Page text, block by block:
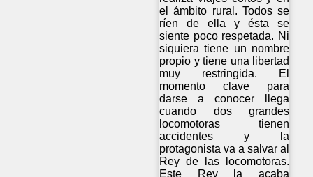
el ámbito rural. Todos se
ríen de ella y ésta se
siente poco respetada. Ni
siquiera tiene un nombre
propio y tiene una libertad
muy restringida. El
momento clave para
darse a conocer llega
cuando dos grandes
locomotoras tienen
accidentes y la
protagonista va a salvar al
Rey de las locomotoras.
Este Rey la acaba